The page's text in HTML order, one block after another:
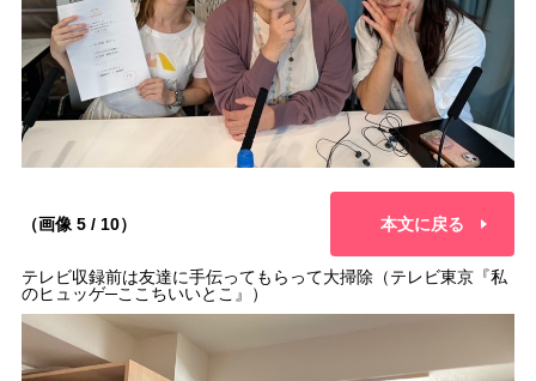
（画像 5 / 10） 本文に戻る
テレビ収録前は友達に手伝ってもらって大掃除（テレビ東京『私
のヒュッゲ─ここちいいとこ』）